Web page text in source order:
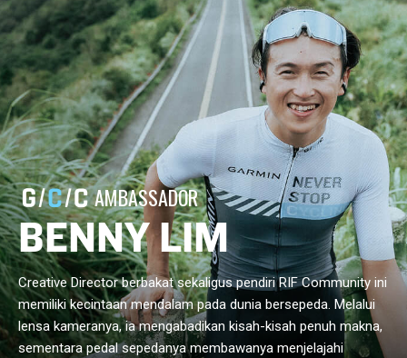
AMBASSADOR
BENNY LIM
Creative Director berbakat sekaligus pendiri RIF Community ini
memiliki kecintaan mendalam pada dunia bersepeda. Melalui
lensa kameranya, ia mengabadikan kisah-kisah penuh makna,
sementara pedal sepedanya membawanya menjelajahi